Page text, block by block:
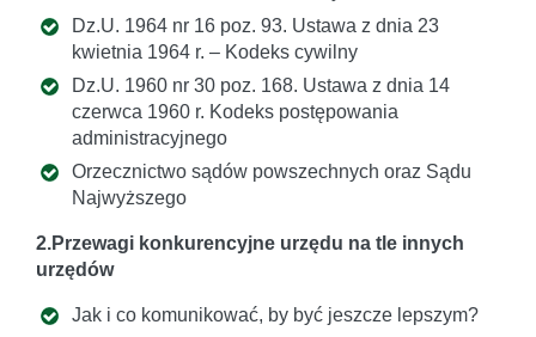
Dz.U. 1964 nr 16 poz. 93. Ustawa z dnia 23
kwietnia 1964 r. – Kodeks cywilny
Dz.U. 1960 nr 30 poz. 168. Ustawa z dnia 14
czerwca 1960 r. Kodeks postępowania
administracyjnego
Orzecznictwo sądów powszechnych oraz Sądu
Najwyższego
2.Przewagi konkurencyjne urzędu na tle innych
urzędów
Jak i co komunikować, by być jeszcze lepszym?